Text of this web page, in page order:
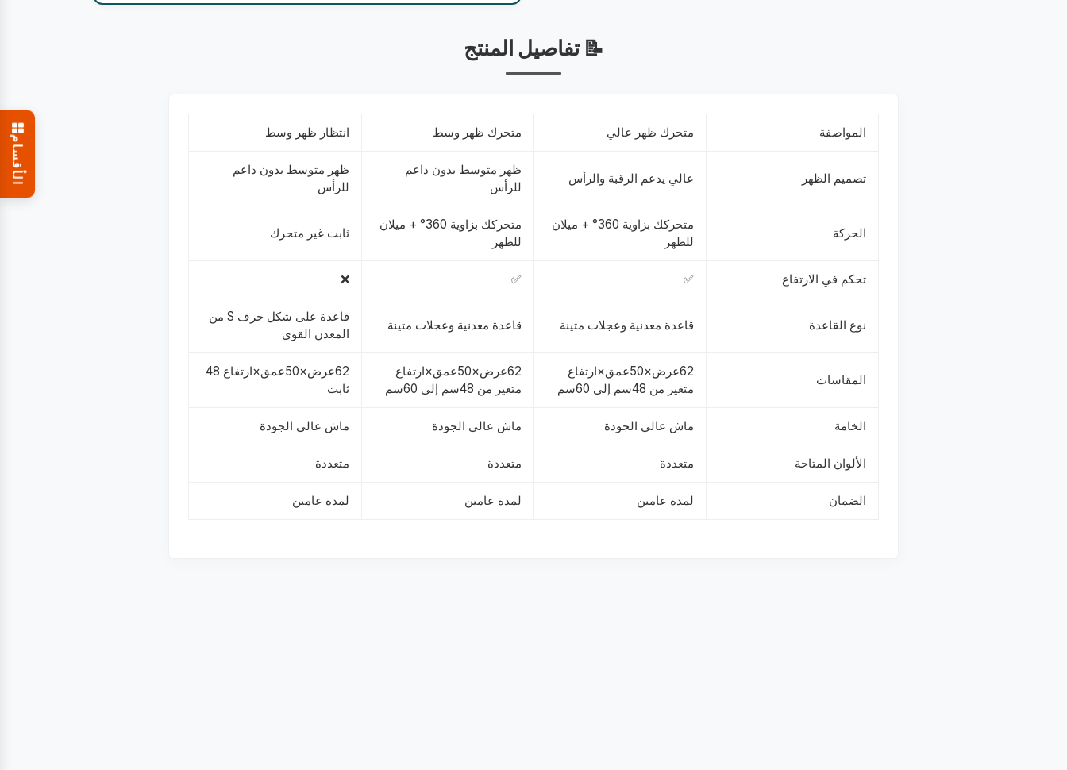
الأقسام
📝 تفاصيل المنتج
المواصفة متحرك ظهر عالي متحرك ظهر وسط انتظار ظهر وسط
تصميم الظهر عالي يدعم الرقبة والرأس
ظهر متوسط بدون داعم
للرأس
ظهر متوسط بدون داعم
للرأس
الحركة
متحركك بزاوية 360° + ميلان
للظهر
متحركك بزاوية 360° + ميلان
للظهر
ثابت غير متحرك
تحكم في الارتفاع ✅
✅
❌
نوع القاعدة قاعدة معدنية وعجلات متينة قاعدة معدنية وعجلات متينة
قاعدة على شكل حرف S من
المعدن القوي
المقاسات
62عرض×50عمق×ارتفاع
متغير من 48سم إلى 60سم
62عرض×50عمق×ارتفاع
متغير من 48سم إلى 60سم
62عرض×50عمق×ارتفاع 48
ثابت
الخامة ماش عالي الجودة ماش عالي الجودة ماش عالي الجودة
الألوان المتاحة متعددة متعددة متعددة
الضمان لمدة عامين لمدة عامين لمدة عامين